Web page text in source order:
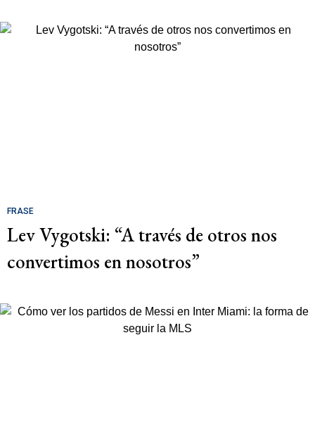
FRASE
Lev Vygotski: “A través de otros nos
convertimos en nosotros”